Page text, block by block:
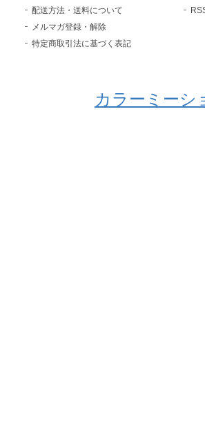
配送方法・送料について
メルマガ登録・解除
特定商取引法に基づく表記
カラーミーシ